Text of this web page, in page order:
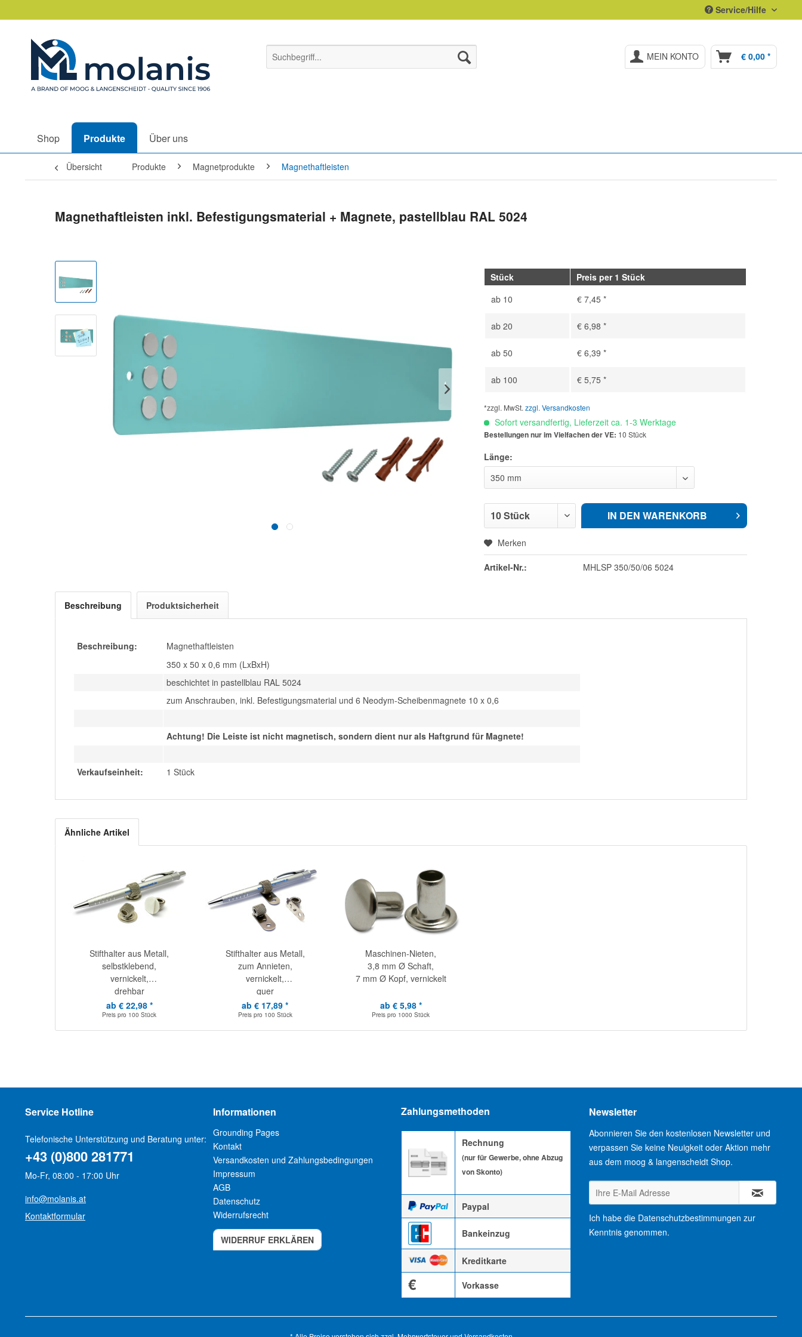
Service/Hilfe
MEIN KONTO € 0,00 *
Shop Produkte Über uns
Übersicht Produkte Magnetprodukte Magnethaftleisten
Magnethaftleisten inkl. Befestigungsmaterial + Magnete, pastellblau RAL 5024
Stück
Preis per 1 Stück
ab 10 € 7,45 *
ab20 € 6,98 *
ab50 € 6,39 *
ab 100 € 5,75 *
*zzgl. MwSt.zzgl. Versandkosten
Sofort versandfertig, Lieferzeit ca. 1-3 Werktage
Bestellungen nur im Vielfachen der VE: 10 Stück
Länge:
IN DEN WARENKORB
Merken
Artikel-Nr.: MHLSP 350/50/06 5024
Beschreibung Produktsicherheit
Beschreibung:
Magnethaftleisten
350 x 50 x 0,6 mm (LxBxH)
beschichtet in pastellblau RAL 5024
zum Anschrauben, inkl. Befestigungsmaterial und 6 Neodym-Scheibenmagnete 10 x 0,6
Achtung! Die Leiste ist nicht magnetisch, sondern dient nur als Haftgrund für Magnete!
Verkaufseinheit: 1 Stück
Ähnliche Artikel
Stifthalter aus Metall,
selbstklebend,
vernickelt,
drehbar
ab € 22,98 *
Preis pro 100 Stück
Stifthalter aus Metall,
zum Annieten,
vernickelt,
quer
ab € 17,89 *
Preis pro 100 Stück
Maschinen-Nieten,
3,8 mm Ø Schaft,
7 mm Ø Kopf, vernickelt
ab € 5,98 *
Preis pro 1000 Stück
Service Hotline
Telefonische Unterstützung und Beratung unter:
+43 (0)800 281771
Mo-Fr, 08:00 - 17:00 Uhr
info@molanis.at
Kontaktformular
Informationen
Grounding Pages
Kontakt
Versandkosten und Zahlungsbedingungen
Impressum
AGB
Datenschutz
Widerrufsrecht
WIDERRUF ERKLÄREN
Zahlungsmethoden
Rechnung
(nur für Gewerbe, ohne Abzug
von Skonto)
Paypal
Bankeinzug
Kreditkarte
€ Vorkasse
Newsletter
Abonnieren Sie den kostenlosen Newsletter und
verpassen Sie keine Neuigkeit oder Aktion mehr
aus dem moog & langenscheidt Shop.
Ich habe die Datenschutzbestimmungen zur
Kenntnis genommen.